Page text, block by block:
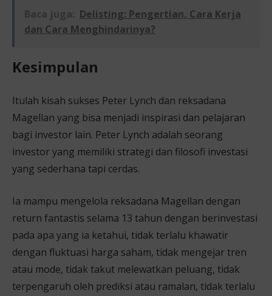
Baca juga: Delisting: Pengertian, Cara Kerja
dan Cara Menghindarinya?
Kesimpulan
Itulah kisah sukses Peter Lynch dan reksadana
Magellan yang bisa menjadi inspirasi dan pelajaran
bagi investor lain. Peter Lynch adalah seorang
investor yang memiliki strategi dan filosofi investasi
yang sederhana tapi cerdas.
Ia mampu mengelola reksadana Magellan dengan
return fantastis selama 13 tahun dengan berinvestasi
pada apa yang ia ketahui, tidak terlalu khawatir
dengan fluktuasi harga saham, tidak mengejar tren
atau mode, tidak takut melewatkan peluang, tidak
terpengaruh oleh prediksi atau ramalan, tidak terlalu